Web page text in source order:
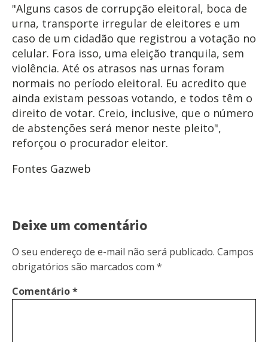
"Alguns casos de corrupção eleitoral, boca de
urna, transporte irregular de eleitores e um
caso de um cidadão que registrou a votação no
celular. Fora isso, uma eleição tranquila, sem
violência. Até os atrasos nas urnas foram
normais no período eleitoral. Eu acredito que
ainda existam pessoas votando, e todos têm o
direito de votar. Creio, inclusive, que o número
de abstenções será menor neste pleito",
reforçou o procurador eleitor.
Fontes Gazweb
Deixe um comentário
O seu endereço de e-mail não será publicado. Campos
obrigatórios são marcados com *
Comentário*